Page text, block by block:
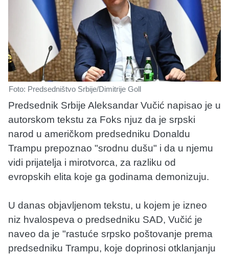
Foto: Predsedništvo Srbije/Dimitrije Goll
Predsednik Srbije Aleksandar Vučić napisao je u
autorskom tekstu za Foks njuz da je srpski
narod u američkom predsedniku Donaldu
Trampu prepoznao "srodnu dušu" i da u njemu
vidi prijatelja i mirotvorca, za razliku od
evropskih elita koje ga godinama demonizuju.
U danas objavljenom tekstu, u kojem je izneo
niz hvalospeva o predsedniku SAD, Vučić je
naveo da je "rastuće srpsko poštovanje prema
predsedniku Trampu, koje doprinosi otklanjanju